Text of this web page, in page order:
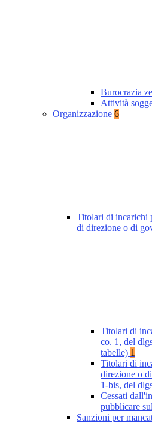
Burocrazia
Attività
Organizzazione 6
Titolari di incarichi
di direzione o di
Titolari di
co. 1, del
tabelle) 1
Titolari di
direzione o
1-bis, del
Cessati
pubblicare
Sanzioni per